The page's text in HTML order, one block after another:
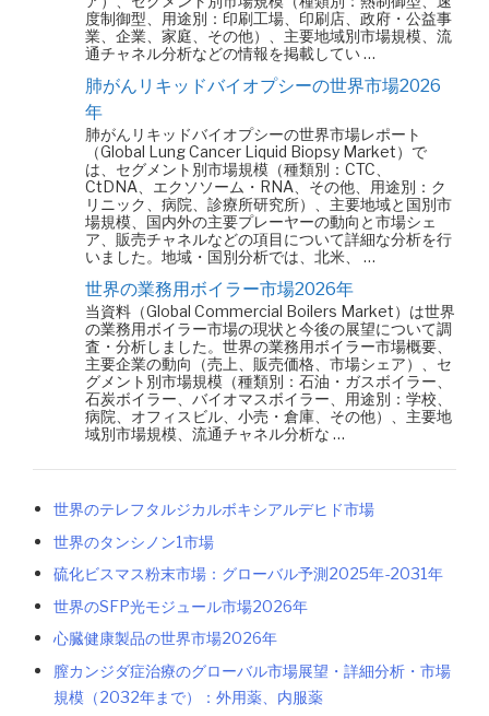
度制御型、用途別：印刷工場、印刷店、政府・公益事
業、企業、家庭、その他）、主要地域別市場規模、流
通チャネル分析などの情報を掲載してい …
肺がんリキッドバイオプシーの世界市場2026
年
肺がんリキッドバイオプシーの世界市場レポート
（Global Lung Cancer Liquid Biopsy Market）で
は、セグメント別市場規模（種類別：CTC、
CtDNA、エクソソーム・RNA、その他、用途別：ク
リニック、病院、診療所研究所）、主要地域と国別市
場規模、国内外の主要プレーヤーの動向と市場シェ
ア、販売チャネルなどの項目について詳細な分析を行
いました。地域・国別分析では、北米、 …
世界の業務用ボイラー市場2026年
当資料（Global Commercial Boilers Market）は世界
の業務用ボイラー市場の現状と今後の展望について調
査・分析しました。世界の業務用ボイラー市場概要、
主要企業の動向（売上、販売価格、市場シェア）、セ
グメント別市場規模（種類別：石油・ガスボイラー、
石炭ボイラー、バイオマスボイラー、用途別：学校、
病院、オフィスビル、小売・倉庫、その他）、主要地
域別市場規模、流通チャネル分析な …
世界のテレフタルジカルボキシアルデヒド市場
世界のタンシノン1市場
硫化ビスマス粉末市場：グローバル予測2025年-2031年
世界のSFP光モジュール市場2026年
心臓健康製品の世界市場2026年
膣カンジダ症治療のグローバル市場展望・詳細分析・市場
規模（2032年まで）：外用薬、内服薬